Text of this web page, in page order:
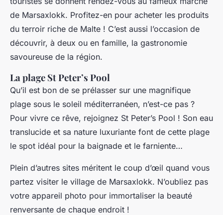
de Marsaxlokk. Profitez-en pour acheter les produits
du terroir riche de Malte ! C’est aussi l’occasion de
découvrir, à deux ou en famille, la gastronomie
savoureuse de la région.
La plage St Peter’s Pool
Qu’il est bon de se prélasser sur une magnifique
plage sous le soleil méditerranéen, n’est-ce pas ?
Pour vivre ce rêve, rejoignez St Peter’s Pool ! Son eau
translucide et sa nature luxuriante font de cette plage
le spot idéal pour la baignade et le farniente…
Plein d’autres sites méritent le coup d’œil quand vous
partez visiter le village de Marsaxlokk. N’oubliez pas
votre appareil photo pour immortaliser la beauté
renversante de chaque endroit !